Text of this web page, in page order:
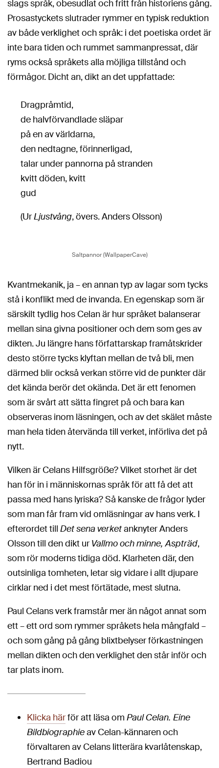
slags språk, obesudlat och fritt från historiens gång.
Prosastyckets slutrader rymmer en typisk reduktion
av både verklighet och språk: i det poetiska ordet är
inte bara tiden och rummet sammanpressat, där
ryms också språkets alla möjliga tillstånd och
förmågor. Dicht an, dikt an det uppfattade:
Dragpråmtid,
de halvförvandlade släpar
på en av världarna,
den nedtagne, förinnerligad,
talar under pannorna på stranden
kvitt döden, kvitt
gud
(UrLjustvång, övers. Anders Olsson)
Saltpannor (WallpaperCave)
Kvantmekanik, ja – en annan typ av lagar som tycks
stå i konflikt med de invanda. En egenskap som är
särskilt tydlig hos Celan är hur språket balanserar
mellan sina givna positioner och dem som ges av
dikten. Ju längre hans författarskap framåtskrider
desto större tycks klyftan mellan de två bli, men
därmed blir också verkan större vid de punkter där
det kända berör det okända. Det är ett fenomen
som är svårt att sätta fingret på och bara kan
observeras inom läsningen, och av det skälet måste
man hela tiden återvända till verket, införliva det på
nytt.
Vilken är Celans Hilfsgröße? Vilket storhet är det
han för in i människornas språk för att få det att
passa med hans lyriska? Så kanske de frågor lyder
som man får fram vid omläsningar av hans verk. I
efterordet till Det sena verketanknyter Anders
Olsson till den dikt urVallmo och minne, Aspträd,
som rör moderns tidiga död. Klarheten där, den
outsinliga tomheten, letar sig vidare i allt djupare
cirklar ned i det mest förtätade, mest slutna.
Paul Celans verk framstår mer än något annat som
ett – ett ord som rymmer språkets hela mångfald –
och som gång på gång blixtbelyser förkastningen
mellan dikten och den verklighet den står inför och
tar plats inom.
Klicka härför att läsa om Paul Celan. Eine
Bildbiographieav Celan-kännaren och
förvaltaren av Celans litterära kvarlåtenskap,
Bertrand Badiou